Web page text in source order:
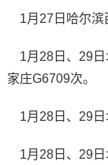
1月27日哈尔滨
1月28日、29日
家庄G6709次。
1月28日、29日
1月28日、29日